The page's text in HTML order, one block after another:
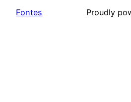
Fontes Proudly